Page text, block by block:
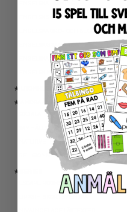
ENGELSK SKRIVNING
ENGELSKA ORD- OCH BEGREPP
ENGELSK GRAMATIK
ENGELSKA HÖGFREKVENTA ORD
ENGELSK MUNTLIGA FÄRDIGHET
★ UTOMHUSPEDAGOGIK
★ ANDRA ÄMNEN
SOCIALA FÄRDIGHETER
SAMHÄLLSKUNSKAP
NATURVETENSKAP
RELIGIONSKUNSKAP
★ SERIER
ESCAPE ROOMS